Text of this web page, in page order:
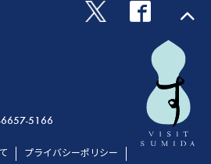
6657-5166
プライバシーポリシー